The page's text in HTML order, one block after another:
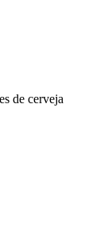
de cerveja